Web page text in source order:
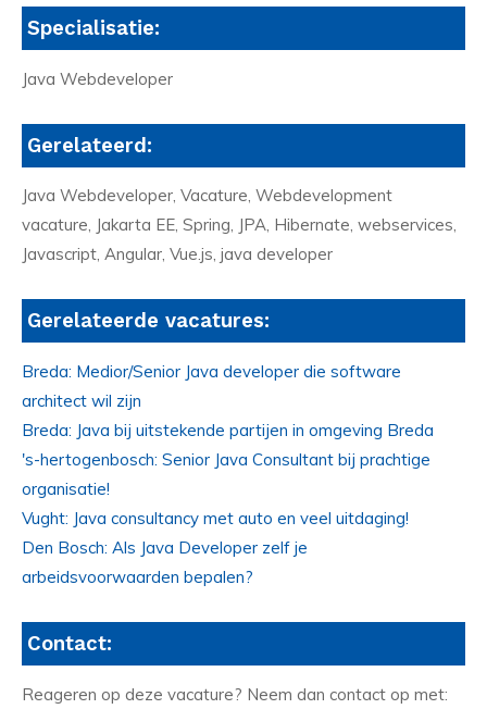
Specialisatie:
Java Webdeveloper
Gerelateerd:
Java Webdeveloper, Vacature, Webdevelopment
vacature, Jakarta EE, Spring, JPA, Hibernate, webservices,
Javascript, Angular, Vue.js, java developer
Gerelateerde vacatures:
Breda: Medior/Senior Java developer die software
architect wil zijn
Breda: Java bij uitstekende partijen in omgeving Breda
's-hertogenbosch: Senior Java Consultant bij prachtige
organisatie!
Vught: Java consultancy met auto en veel uitdaging!
Den Bosch: Als Java Developer zelf je
arbeidsvoorwaarden bepalen?
Contact:
Reageren op deze vacature? Neem dan contact op met: